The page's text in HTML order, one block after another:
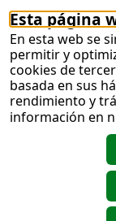
Esta página
En esta web se
permitir y
cookies de
basada en sus
rendimiento y
información en